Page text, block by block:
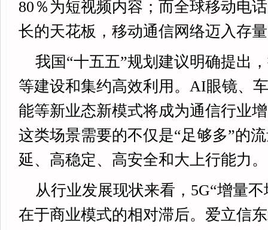
80％为短视频内容；而全球移动电
长的天花板，移动通信网络迈入存
我国“十五五”规划建议明确提出
等建设和集约高效利用。AI眼镜、
能等新业态新模式将成为通信行业
这类场景需要的不仅是“足够多”的
延、高稳定、高安全和大上行能力。
从行业发展现状来看，5G“增量
在于商业模式的相对滞后。爱立信